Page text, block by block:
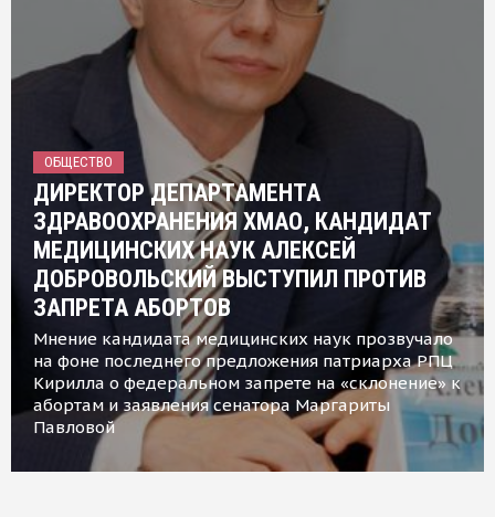
ОБЩЕСТВО
ДИРЕКТОР ДЕПАРТАМЕНТА
ЗДРАВООХРАНЕНИЯ ХМАО, КАНДИДАТ
МЕДИЦИНСКИХ НАУК АЛЕКСЕЙ
ДОБРОВОЛЬСКИЙ ВЫСТУПИЛ ПРОТИВ
ЗАПРЕТА АБОРТОВ
Мнение кандидата медицинских наук прозвучало
на фоне последнего предложения патриарха РПЦ
Кирилла о федеральном запрете на «склонение» к
абортам и заявления сенатора Маргариты
Павловой